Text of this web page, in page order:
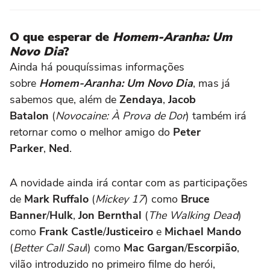
O que esperar de Homem-Aranha: Um
Novo Dia?
Ainda há pouquíssimas informações
sobre Homem-Aranha: Um Novo Dia, mas já
sabemos que, além de Zendaya, Jacob
Batalon (Novocaine: À Prova de Dor) também irá
retornar como o melhor amigo do Peter
Parker, Ned.
A novidade ainda irá contar com as participações
de Mark Ruffalo (Mickey 17) como Bruce
Banner/Hulk, Jon Bernthal (The Walking Dead)
como Frank Castle/Justiceiro e Michael Mando
(Better Call Saul) como Mac Gargan/Escorpião,
vilão introduzido no primeiro filme do herói,